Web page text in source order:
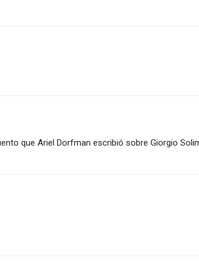
que Ariel Dorfman escribió sobre Giorgio